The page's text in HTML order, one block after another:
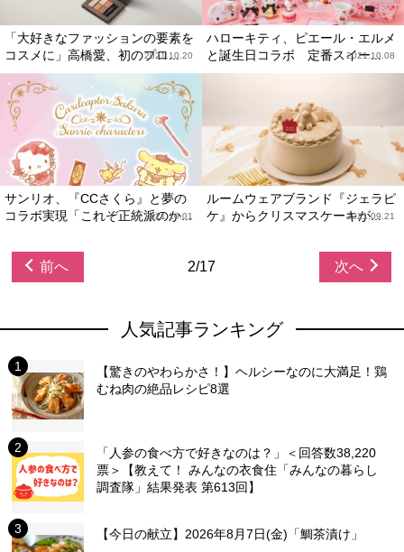
「大好きなファッションの要素を
コスメに」高橋愛、初のプロ...
2021.10.20
ハローキティ、ピエール・エルメ
と誕生日コラボ 定番スイー...
2021.10.08
サンリオ、『CCさくら』と夢の
コラボ実現「これぞ正統派のか...
2021.10.01
ルームウェアブランド『ジェラピ
ケ』からクリスマスケーキが...
2021.09.21
前へ 2/17 次へ
人気記事ランキング
【驚きのやわらかさ！】ヘルシーなのに大満足！鶏
むね肉の絶品レシピ8選
「人参の食べ方で好きなのは？」＜回答数38,220
票＞【教えて！ みんなの衣食住「みんなの暮らし
調査隊」結果発表 第613回】
【今日の献立】2026年8月7日(金)「鯛茶漬け」